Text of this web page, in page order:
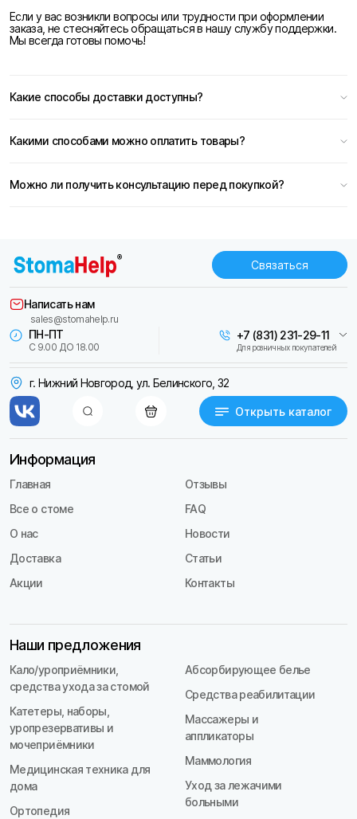
Если у вас возникли вопросы или трудности при оформлении
заказа, не стесняйтесь обращаться в нашу службу поддержки.
Мы всегда готовы помочь!
Какие способы доставки доступны?
Какими способами можно оплатить товары?
Можно ли получить консультацию перед покупкой?
Связаться
г. Нижний Новгород, ул. Белинского, 32
Открыть каталог
ПН-ПТ
С 9.00 ДО 18.00
+7 (831) 231-29-11
Для розничных покупателей
Написать нам
sales@stomahelp.ru
Информация
Главная
Все о стоме
О нас
Доставка
Акции
Отзывы
FAQ
Новости
Статьи
Контакты
Наши предложения
Кало/уроприёмники,
средства ухода за стомой
Катетеры, наборы,
уропрезервативы и
мочеприёмники
Медицинская техника для
дома
Ортопедия
Абсорбирующее белье
Средства реабилитации
Массажеры и
аппликаторы
Маммология
Уход за лежачими
больными